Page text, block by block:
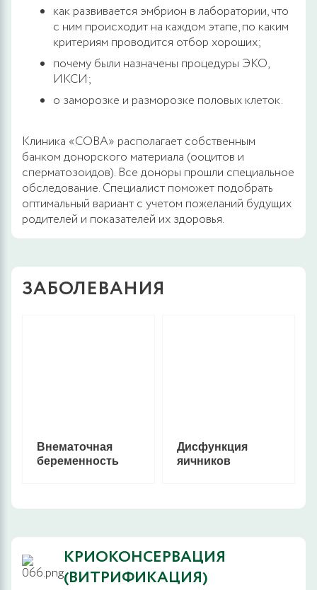
как развивается эмбрион в лаборатории, что
с ним происходит на каждом этапе, по каким
критериям проводится отбор хороших;
почему были назначены процедуры ЭКО,
ИКСИ;
о заморозке и разморозке половых клеток.
Клиника «СОВА» располагает собственным
банком донорского материала (ооцитов и
сперматозоидов). Все доноры прошли специальное
обследование. Специалист поможет подобрать
оптимальный вариант с учетом пожеланий будущих
родителей и показателей их здоровья.
ЗАБОЛЕВАНИЯ
Внематочная
беременность
Дисфункция
яичников
КРИОКОНСЕРВАЦИЯ
(ВИТРИФИКАЦИЯ)